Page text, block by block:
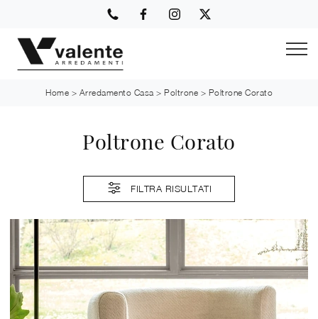
Home > Arredamento Casa > Poltrone > Poltrone Corato
Poltrone Corato
FILTRA RISULTATI